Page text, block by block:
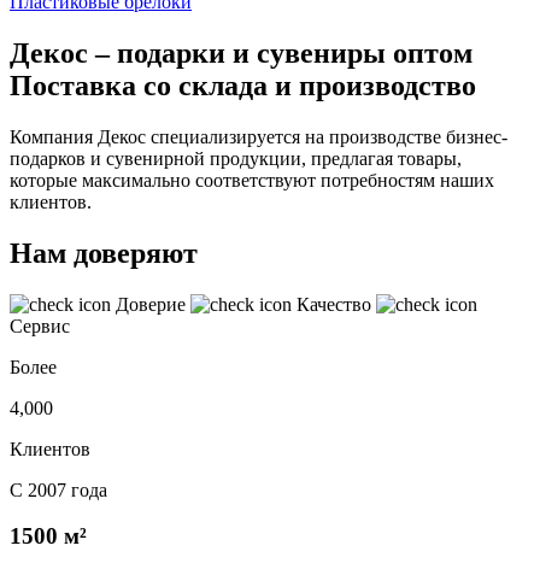
Декос – подарки и сувениры оптом
Поставка со склада и производство
Компания Декос специализируется на производстве бизнес-
подарков и сувенирной продукции, предлагая товары,
которые максимально соответствуют потребностям наших
клиентов.
Нам доверяют
Доверие
Качество
Сервис
Более
4,000
Клиентов
С 2007 года
1500 м²